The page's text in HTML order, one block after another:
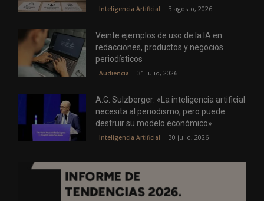
Inteligencia Artificial 3 agosto, 2026
Veinte ejemplos de uso de la IA en
redacciones, productos y negocios
periodísticos
Audiencia 31 julio, 2026
A.G. Sulzberger: «La inteligencia artificial
necesita al periodismo, pero puede
destruir su modelo económico»
Inteligencia Artificial 30 julio, 2026